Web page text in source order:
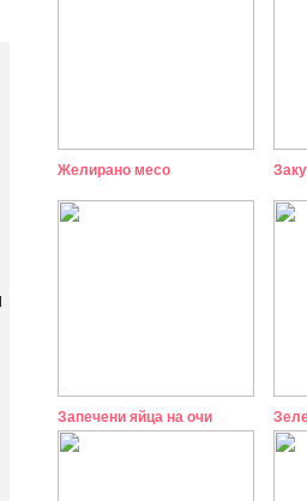
Желирано месо
Запечени яйца на очи